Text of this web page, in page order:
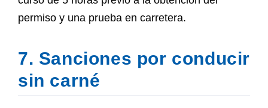
permiso y una prueba en carretera.
7. Sanciones por conducir
sin carné